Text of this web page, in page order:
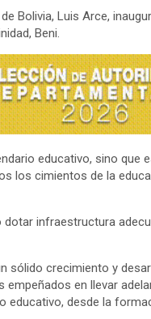
Bolivia, Luis Arce,
Beni.
educativo, sino que
los cimientos de la
infraestructura
sólido crecimiento y
en llevar
educativo, desde la